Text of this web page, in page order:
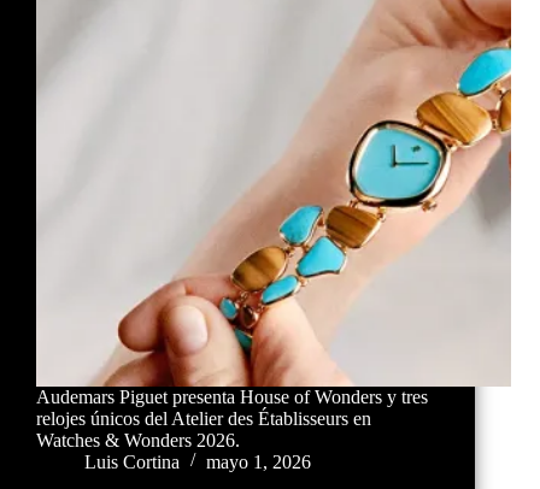
Audemars Piguet presenta House of Wonders y tres
relojes únicos del Atelier des Établisseurs en
Watches & Wonders 2026.
Luis Cortina
mayo 1, 2026